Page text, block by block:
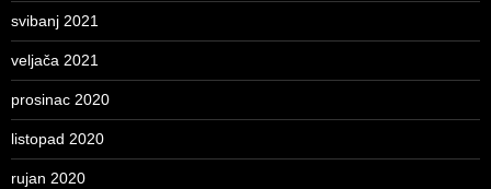
svibanj 2021
veljača 2021
prosinac 2020
listopad 2020
rujan 2020